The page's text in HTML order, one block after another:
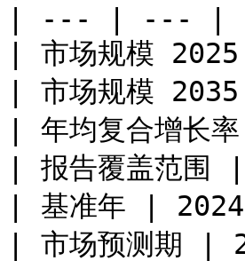
| --- | --- |
| 市场规模
| 市场规模
| 年均复合增长
| 报告覆盖范围
| 基准年 |
| 市场预测期